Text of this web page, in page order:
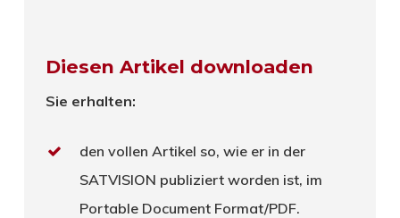
Diesen Artikel downloaden
Sie erhalten:
den vollen Artikel so, wie er in der
SATVISION publiziert worden ist, im
Portable Document Format/PDF.